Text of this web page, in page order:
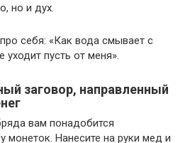
но и дух.
себя: «Как вода смывает с
уходит пусть от меня».
заговор, направленный
вам понадобится
монеток. Нанесите на руки мед и